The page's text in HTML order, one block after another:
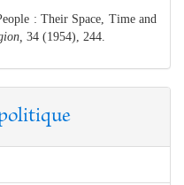
: Their Space, Time and
34 (1954), 244.